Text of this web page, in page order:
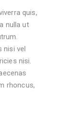
quis,
nulla ut
nisi vel
nisi.
rhoncus,